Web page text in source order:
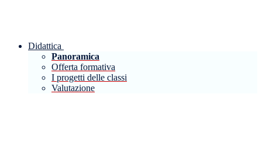
Didattica
Panoramica
Offerta formativa
I progetti delle classi
Valutazione